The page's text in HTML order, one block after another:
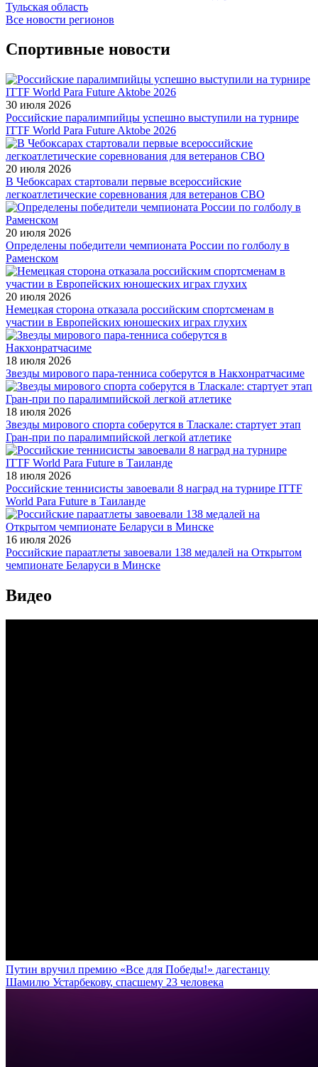
Тульская область
Все новости регионов
Спортивные новости
30 июля 2026
Российские паралимпийцы успешно выступили на турнире
ITTF World Para Future Aktobe 2026
20 июля 2026
В Чебоксарах стартовали первые всероссийские
легкоатлетические соревнования для ветеранов СВО
20 июля 2026
Определены победители чемпионата России по голболу в
Раменском
20 июля 2026
Немецкая сторона отказала российским спортсменам в
участии в Европейских юношеских играх глухих
18 июля 2026
Звезды мирового пара-тенниса соберутся в Накхонратчасиме
18 июля 2026
Звезды мирового спорта соберутся в Тласкале: стартует этап
Гран-при по паралимпийской легкой атлетике
18 июля 2026
Российские теннисисты завоевали 8 наград на турнире ITTF
World Para Future в Таиланде
16 июля 2026
Российские параатлеты завоевали 138 медалей на Открытом
чемпионате Беларуси в Минске
Видео
Путин вручил премию «Все для Победы!» дагестанцу
Шамилю Устарбекову, спасшему 23 человека